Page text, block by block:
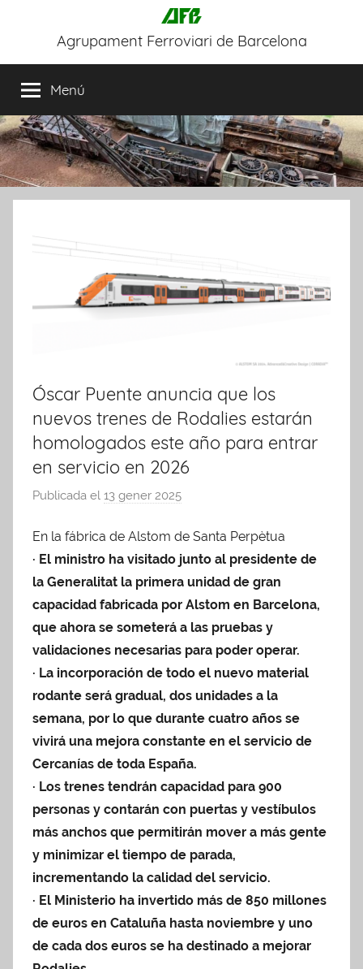
Agrupament Ferroviari de Barcelona
oficial
de
l'AFB
Menú
Óscar Puente anuncia que los
nuevos trenes de Rodalies estarán
homologados este año para entrar
en servicio en 2026
Publicada el 13 gener 2025
r
A
F
B
En la fábrica de Alstom de Santa Perpètua
· El ministro ha visitado junto al presidente de
la Generalitat la primera unidad de gran
capacidad fabricada por Alstom en Barcelona,
que ahora se someterá a las pruebas y
validaciones necesarias para poder operar.
· La incorporación de todo el nuevo material
rodante será gradual, dos unidades a la
semana, por lo que durante cuatro años se
vivirá una mejora constante en el servicio de
Cercanías de toda España.
· Los trenes tendrán capacidad para 900
personas y contarán con puertas y vestíbulos
más anchos que permitirán mover a más gente
y minimizar el tiempo de parada,
incrementando la calidad del servicio.
· El Ministerio ha invertido más de 850 millones
de euros en Cataluña hasta noviembre y uno
de cada dos euros se ha destinado a mejorar